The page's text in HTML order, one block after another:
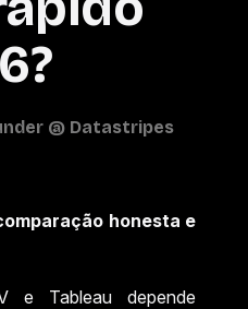
honesta e
e Tableau depende